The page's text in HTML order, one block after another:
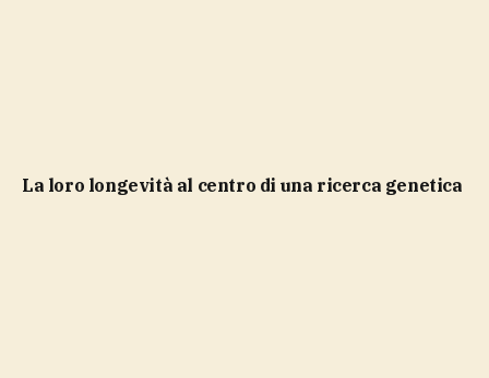
la loro longevità al centro di una ricerca genetica